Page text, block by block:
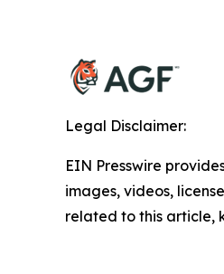
Legal Disclaimer:
EIN Presswire
images, videos,
related to this article,